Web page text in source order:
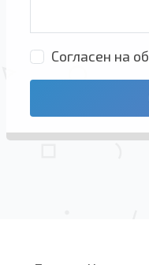
Согласен на